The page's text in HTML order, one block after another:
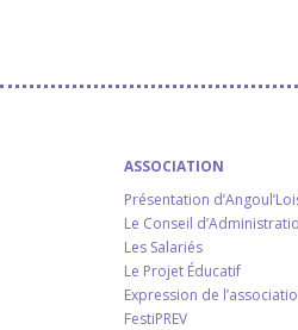
ASSOCIATION
Présentation
Le Conseil
Les Salariés
Le Projet Éducatif
Expression de
FestiPREV